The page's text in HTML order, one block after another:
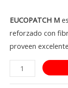
EUCOPATCH M
reforzado con
proveen